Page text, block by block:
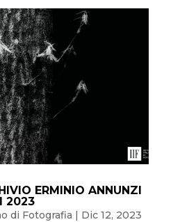
ERMINIO ANNUNZI
2023
di Fotografia | Dic 12, 2023